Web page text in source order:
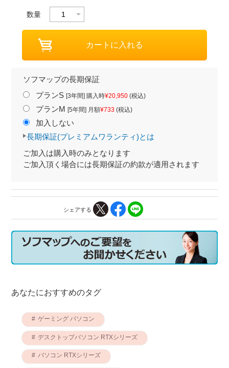
数量
ソフマップの長期保証
プランS [3年間] 購入時¥20,950(税込)
プランM [5年間] 月額¥733(税込)
加入しない
長期保証(プレミアムワランティ)とは
ご加入は購入時のみとなります
ご加入頂く場合には長期保証の約款が適用されます
シェアする
あなたにおすすめのタグ
ゲーミング パソコン
デスクトップパソコン RTXシリーズ
パソコン RTXシリーズ